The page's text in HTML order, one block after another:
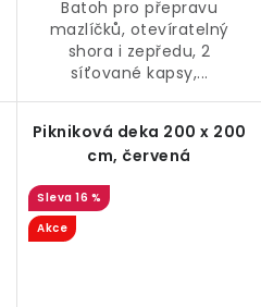
Batoh pro přepravu
mazlíčků, otevíratelný
shora i zepředu, 2
síťované kapsy,...
Pikniková deka 200 x 200
cm, červená
16 %
Akce